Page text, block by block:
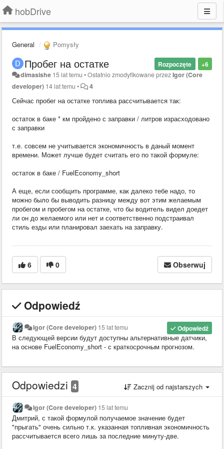
hobDrive
General Pomysły
+6
Rozpoczęte
Пробег на остатке
dimasishe 15 lat temu •Ostatnio zmodyfikowane przezIgor (Core
developer) 14 lat temu • 4
Сейчас пробег на остатке топлива рассчитывается так:
остаток в баке * км пройдено с заправки / литров израсходовано
с заправки
т.е. совсем не учитывается экономичность в даный момент
времени. Может лучше будет считать его по такой формуле:
остаток в баке / FuelEconomy_short
А еще, если сообщить программе, как далеко тебе надо, то
можно было бы выводить разницу между вот этим желаемым
пробегом и пробегом на остатке, что бы водитель видел доедет
ли он до желаемого или нет и соответственно подстраивал
стиль езды или планировал заехать на заправку.
6 0 Obserwuj
Odpowiedź
Odpowiedź
Igor (Core developer) 15 lat temu
В следующей версии будут доступны альтернативные датчики,
на основе FuelEconomy_short - с краткосрочным прогнозом.
Odpowiedzi 4 Zacznij od najstarszych
Igor (Core developer) 15 lat temu
Дмитрий, с такой формулой получаемое значение будет
"прыгать" очень сильно т.к. указанная топливная экономичность
рассчитывается всего лишь за последние минуту-две.